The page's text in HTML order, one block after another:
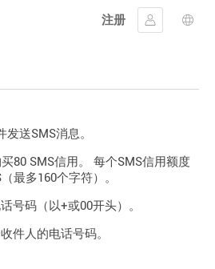
注册
登入 语言
送SMS消息。
80 SMS信用。 每个SMS信用额度
最多160个字符）。
号码（以+或00开头）。
件人的电话号码。